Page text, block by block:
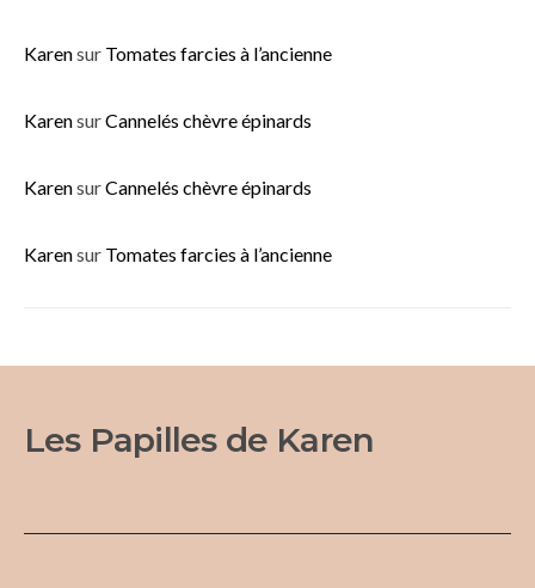
Karensur Tomates farcies à l’ancienne
KarensurCannelés chèvre épinards
KarensurCannelés chèvre épinards
Karensur Tomates farcies à l’ancienne
Les Papilles de Karen